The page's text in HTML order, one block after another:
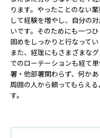
ります。やったことのない
して経験を増やし、自分の
いです。そのためにも一つ
固めをしっかりと行なってい
また、経理にもさまざまな
でのローテーションも経て
署・他部署関わらず、何か
周囲の人から頼ってもらえ
す。